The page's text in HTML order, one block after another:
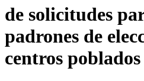
de solicitudes
padrones de
centros poblados